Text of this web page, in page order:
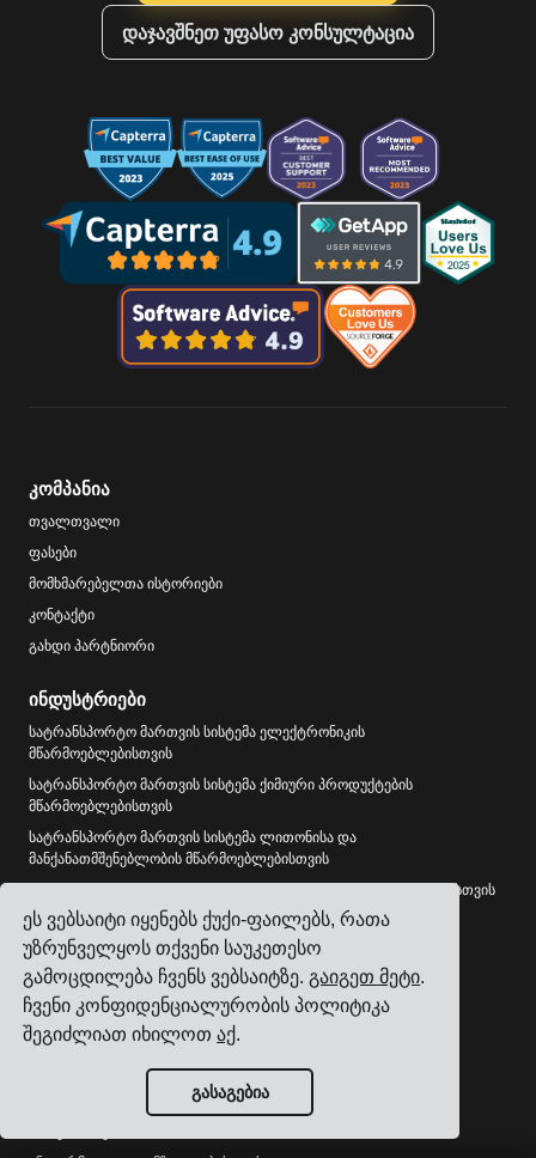
ეს ვებსაიტი იყენებს ქუქი-ფაილებს, რათა
უზრუნველყოს თქვენი საუკეთესო
გამოცდილება ჩვენს ვებსაიტზე. გაიგეთ მეტი.
ჩვენი კონფიდენციალურობის პოლიტიკა
შეგიძლიათ იხილოთაქ.
გასაგებია
დაჯავშნეთ უფასო კონსულტაცია
კომპანია
თვალთვალი
ფასები
მომხმარებელთა ისტორიები
კონტაქტი
გახდი პარტნიორი
ინდუსტრიები
სატრანსპორტო მართვის სისტემა ელექტრონიკის
მწარმოებლებისთვის
სატრანსპორტო მართვის სისტემა ქიმიური პროდუქტების
მწარმოებლებისთვის
სატრანსპორტო მართვის სისტემა ლითონისა და
მანქანათმშენებლობის მწარმოებლებისთვის
სატრანსპორტო მართვის სისტემა პოლიგრაფიისა და შეფუთვისთვის
ყველა ინდუსტრიის ნახვა
რესურსები
ბლოგი
რეფერენსები
გადამზიდავების ინტეგრაციები